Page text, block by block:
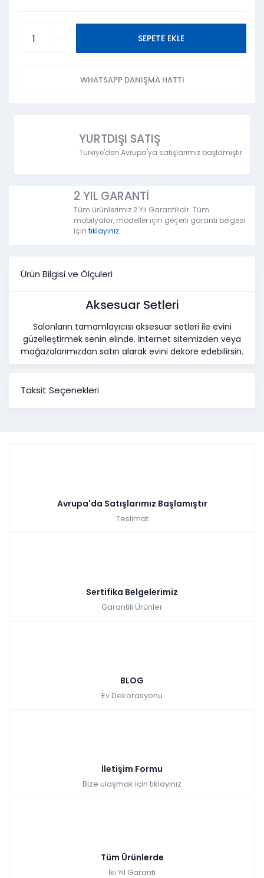
SEPETE EKLE
WHATSAPP DANIŞMA HATTI
YURTDIŞI SATIŞ
Türkiye'den Avrupa'ya satışlarımız başlamıştır.
2 YIL GARANTİ
Tüm ürünlerimiz 2 Yıl Garantilidir. Tüm
mobilyalar, modeller için geçerli garanti belgesi
için tıklayınız.
Ürün Bilgisi ve Ölçüleri
Aksesuar Setleri
Salonların tamamlayıcısı aksesuar setleri ile evini
güzelleştirmek senin elinde. İnternet sitemizden veya
mağazalarımızdan satın alarak evini dekore edebilirsin.
Taksit Seçenekleri
Avrupa'da Satışlarımız Başlamıştır
Teslimat
Sertifika Belgelerimiz
Garantili Ürünler
BLOG
Ev Dekorasyonu
İletişim Formu
Bize ulaşmak için tıklayınız
Tüm Ürünlerde
İki Yıl Garanti